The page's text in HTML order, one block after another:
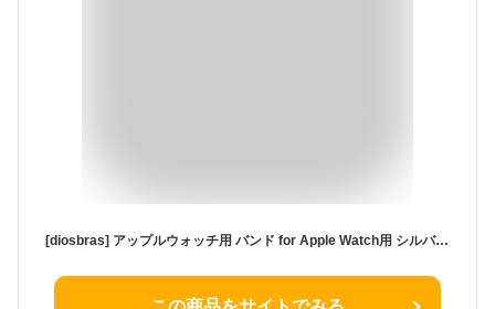
[diosbras] アップルウォッチ用 バンド for Apple Watch用 シルバー925 バンド ブレス 喜平チェーン メンズ apple watch用 高級 一体型 高級ベルト ベルト 42mm/44mm/45mm/46mm/49mm Series10/9/SE/8/7/6/5/4/3/2/1に対応